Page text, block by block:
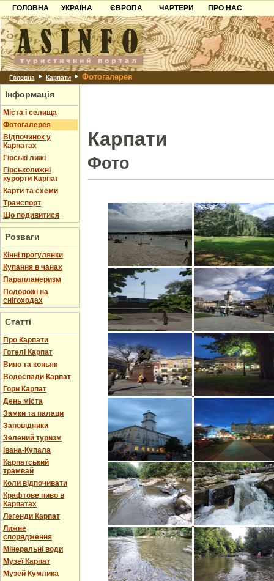
ГОЛОВНА
УКРАЇНА
Карпати
Азов
Причорноморря
Шацьк
ЄВРОПА
Чорногорія
Хорватія
Болгарія
Албанія
ЧАРТЕРИ
ПРО НАС
Контакти
Партнерам
Додати готель
Головна Карпати Фотогалерея
Інформація
Міста і селища
Фотогалерея
Відпочинок у
Карпатах
Гірські лижі
Гірськолижні
курорти Карпат
Карти та схеми
Транспорт
Що подивитися
Розваги
Кінні прогулянки
Купання в чанах
Парапланеризм
Подорожі на
снігоходах
Статті
Про Карпати
Готелі Карпат
Вино та коньяк
Водоспади Карпат
Гори Карпат
День міста
Замки та палаци
Заповідники
Зелений туризм
Івана-Купала
Карпатський
трамвай
Коли відпочивати
Крафтове пиво в
Карпатах
Легенди Карпат
Лижне
спорядження
Мінеральні води
Музеї Карпат
Музей Кумлика
Карпати
Фото